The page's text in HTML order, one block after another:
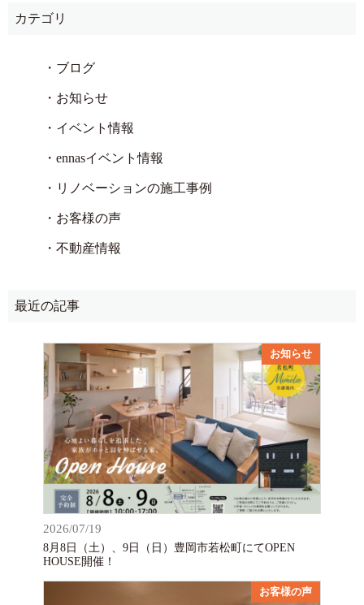
カテゴリ
・ブログ
・お知らせ
・イベント情報
・ennasイベント情報
・リノベーションの施工事例
・お客様の声
・不動産情報
最近の記事
お知らせ
2026/07/19
8月8日（土）、9日（日）豊岡市若松町にてOPEN
HOUSE開催！
お客様の声